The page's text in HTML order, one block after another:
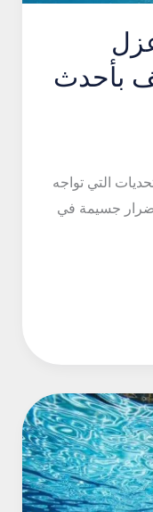
بأحدث
التي تواجه
جسيمة في